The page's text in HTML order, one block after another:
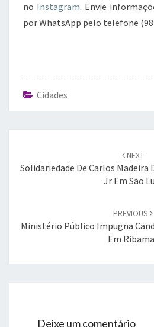
no Instagram. Envie
por WhatsApp pelo telefone
Cidades
NEXT
Solidariedade De Carlos Madeira
Jr Em São
PREVIOUS
Ministério Público Impugna
Em
Deixe um comentário